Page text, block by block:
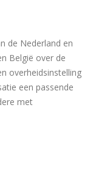
de Nederland en
België over de
overheidsinstelling
een passende
met